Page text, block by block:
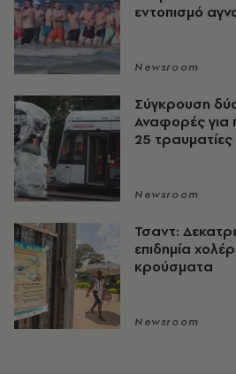
εντοπισμό
Newsroom
Σύγκρουση
Αναφορές για
25 τραυματίες
Newsroom
Τσαντ:
επιδημία
κρούσματα
Newsroom